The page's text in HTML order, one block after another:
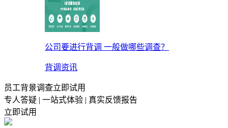
公司要进行背调 一般做哪些调查？
背调资讯
员工背景调查立即试用
专人答疑 | 一站式体验 | 真实反馈报告
立即试用